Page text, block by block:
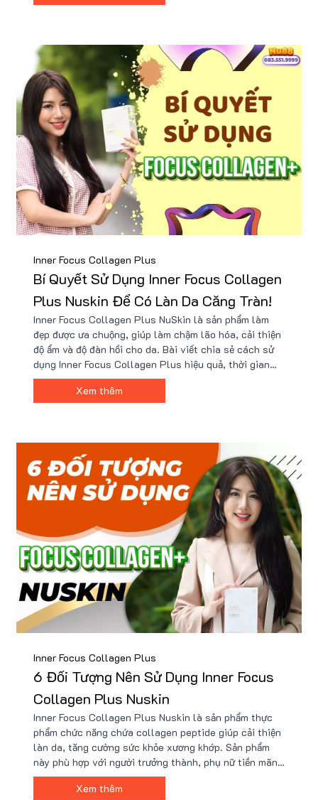
Inner Focus Collagen Plus
Bí Quyết Sử Dụng Inner Focus Collagen
Plus Nuskin Để Có Làn Da Căng Tràn!
Inner Focus Collagen Plus NuSkin là sản phẩm làm
đẹp được ưa chuộng, giúp làm chậm lão hóa, cải thiện
độ ẩm và độ đàn hồi cho da. Bài viết chia sẻ cách sử
dụng Inner Focus Collagen Plus hiệu quả, thời gian
cần thiết để thấy kết quả và lưu ý khi mua sản phẩm
chính hãng.Xem thêm
Inner Focus Collagen Plus
6 Đối Tượng Nên Sử Dụng Inner Focus
Collagen Plus Nuskin
Inner Focus Collagen Plus Nuskin là sản phẩm thực
phẩm chức năng chứa collagen peptide giúp cải thiện
làn da, tăng cường sức khỏe xương khớp. Sản phẩm
này phù hợp với người trưởng thành, phụ nữ tiền mãn
kinh, da lão hóa sớm hay bị tổn thương. Collagen
Plus Nuskin làm đẹp da, chống lão hóa, tái tạo da và
Xem thêm